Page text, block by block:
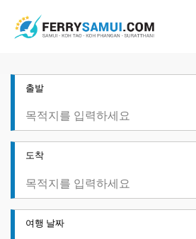
출발
도착
여행 날짜